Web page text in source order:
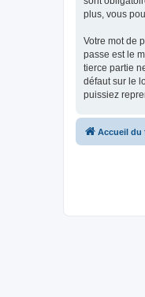
plus, vous
Votre mot de
passe est le
tierce partie
défaut sur le
puissiez
Accueil du